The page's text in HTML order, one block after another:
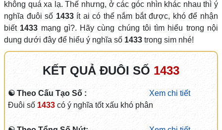
không quá xa lạ. Thế nhưng, ở các góc nhìn khác nhau thì ý
nghĩa đuôi số 1433ít ai có thể nắm bắt được, khó để nhận
biết 1433 mạng gì?. Hãy cùng chúng tôi tìm hiểu trong nội
dung dưới đây để hiểu ý nghĩa số 1433 trong sim nhé!
KẾT QUẢ ĐUÔI SỐ 1433
☯ Theo Cấu Tạo Số :
Xem chi tiết
Đuôi số 1433có ý nghĩa tốt xấu khó phân